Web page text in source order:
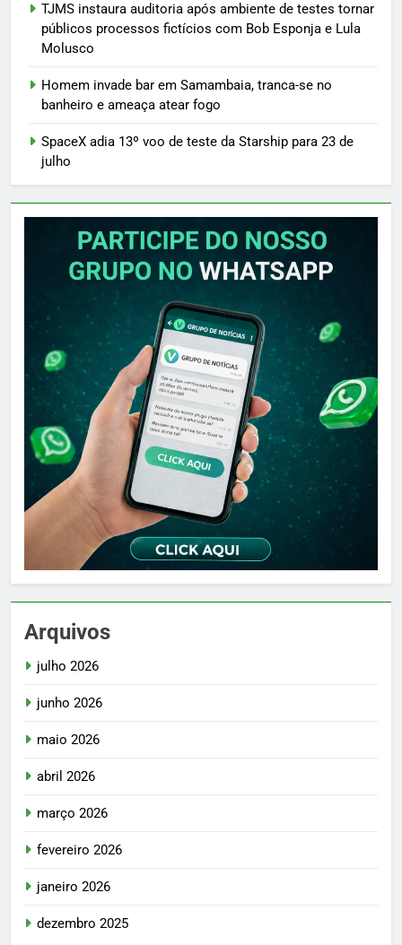
TJMS instaura auditoria após ambiente de testes tornar
públicos processos fictícios com Bob Esponja e Lula
Molusco
Homem invade bar em Samambaia, tranca-se no
banheiro e ameaça atear fogo
SpaceX adia 13º voo de teste da Starship para 23 de
julho
Arquivos
julho 2026
junho 2026
maio 2026
abril 2026
março 2026
fevereiro 2026
janeiro 2026
dezembro 2025